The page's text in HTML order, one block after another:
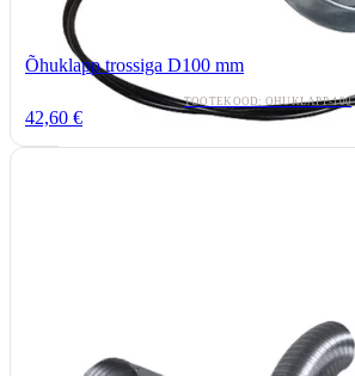
Õhuklapp trossiga D100 mm
TOOTEKOOD: OHUKLAPP-100
42,60 €